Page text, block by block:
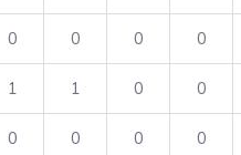
0 0 0 0
1 1 0 0
0 0 0 0